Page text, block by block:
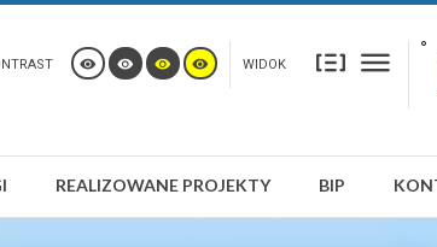
WIDOK
REALIZOWANE PROJEKTY BIP